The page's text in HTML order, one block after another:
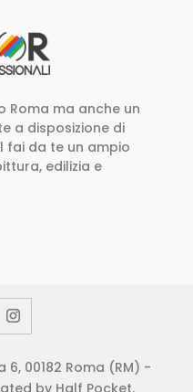
Roma ma anche un
a disposizione di
fai da te un ampio
edilizia e
6, 00182 Roma (RM) -
by Half Pocket.